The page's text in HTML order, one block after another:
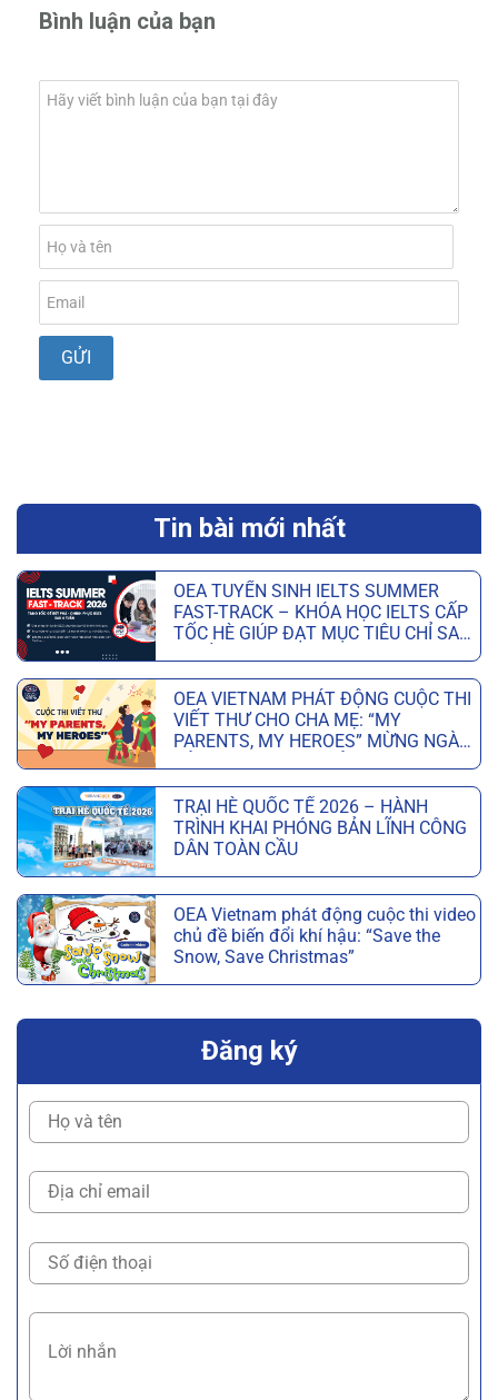
Bình luận của bạn
Tin bài mới nhất
OEA TUYỂN SINH IELTS SUMMER
FAST-TRACK – KHÓA HỌC IELTS CẤP
TỐC HÈ GIÚP ĐẠT MỤC TIÊU CHỈ SAU
OEA VIETNAM PHÁT ĐỘNG CUỘC THI
VIẾT THƯ CHO CHA MẸ: “MY
PARENTS, MY HEROES” MỪNG NGÀY
TRẠI HÈ QUỐC TẾ 2026 – HÀNH
TRÌNH KHAI PHÓNG BẢN LĨNH CÔNG
DÂN TOÀN CẦU
OEA Vietnam phát động cuộc thi video
chủ đề biến đổi khí hậu: “Save the
Snow, Save Christmas”
Đăng ký